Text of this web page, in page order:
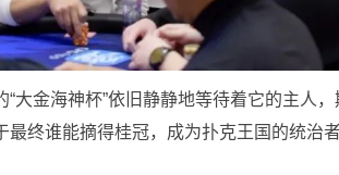
“大金海神杯”依旧静静地等待着它的主人
最终谁能摘得桂冠，成为扑克王国的统治